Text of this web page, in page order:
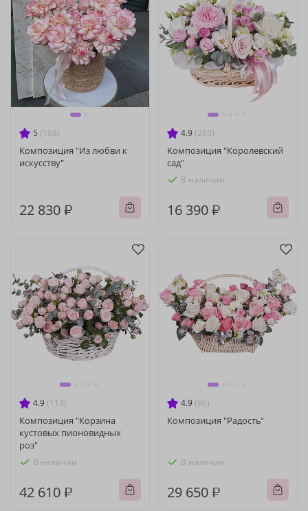
5 (188)
Композиция "Из любви к
искусству"
22 830 ₽
4.9 (265)
Композиция "Королевский
сад"
В наличии
16 390 ₽
4.9 (114)
Композиция "Корзина
кустовых пионовидных
роз"
В наличии
42 610 ₽
4.9 (96)
Композиция "Радость"
В наличии
29 650 ₽